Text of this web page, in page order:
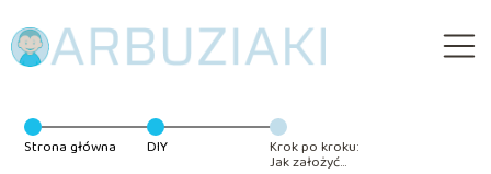
Strona główna DIY Krok po kroku:
Jak założyć